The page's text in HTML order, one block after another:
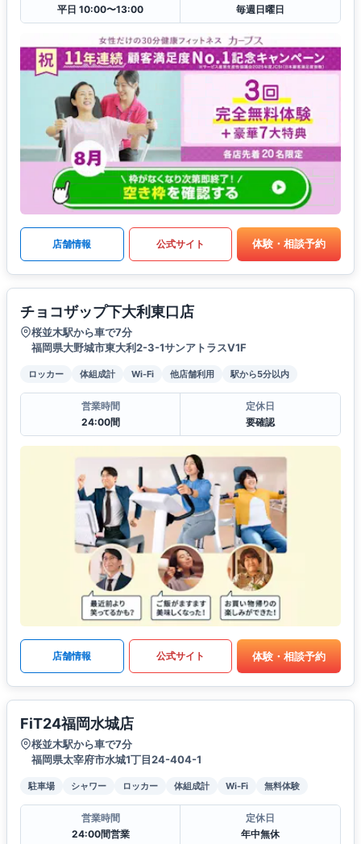
平日 10:00〜13:00 毎週日曜日
店舗情報 公式サイト 体験・相談予約
チョコザップ下大利東口店
桜並木駅から車で7分
福岡県大野城市東大利2-3-1サンアトラスV1F
ロッカー 体組成計 Wi-Fi 他店舗利用 駅から5分以内
営業時間
24:00間
定休日
要確認
店舗情報 公式サイト 体験・相談予約
FiT24福岡水城店
桜並木駅から車で7分
福岡県太宰府市水城1丁目24-404-1
駐車場 シャワー ロッカー 体組成計 Wi-Fi 無料体験
営業時間
24:00間営業
定休日
年中無休